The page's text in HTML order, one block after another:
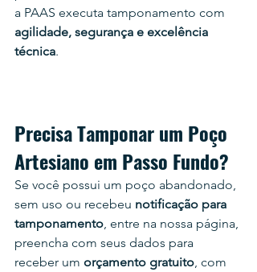
a PAAS executa tamponamento com
agilidade, segurança e excelência
técnica.
Precisa Tamponar um Poço
Artesiano em Passo Fundo?
Se você possui um poço abandonado,
sem uso ou recebeu notificação para
tamponamento, entre na nossa página,
preencha com seus dados para
receber um orçamento gratuito, com